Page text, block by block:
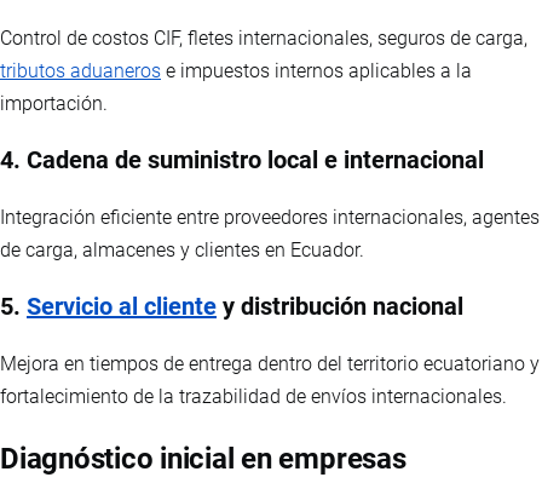
Control de costos CIF, fletes internacionales, seguros de carga,
tributos aduaneros e impuestos internos aplicables a la
importación.
4. Cadena de suministro local e internacional
Integración eficiente entre proveedores internacionales, agentes
de carga, almacenes y clientes en Ecuador.
5. Servicio al cliente y distribución nacional
Mejora en tiempos de entrega dentro del territorio ecuatoriano y
fortalecimiento de la trazabilidad de envíos internacionales.
Diagnóstico inicial en empresas